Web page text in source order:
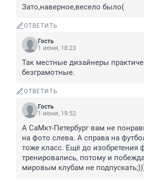
Зато,наверное,весело было(
ОТВЕТИТЬ
Гость
1 июня, 18:23
Так местные дизайнеры
безграмотные.
ОТВЕТИТЬ
Гость
1 июня, 19:52
А СаМкт-Петербург вам не
на фото слева. А справа на
тоже класс. Ещё до изобретения
тренировались, потому и
мировым клубам не